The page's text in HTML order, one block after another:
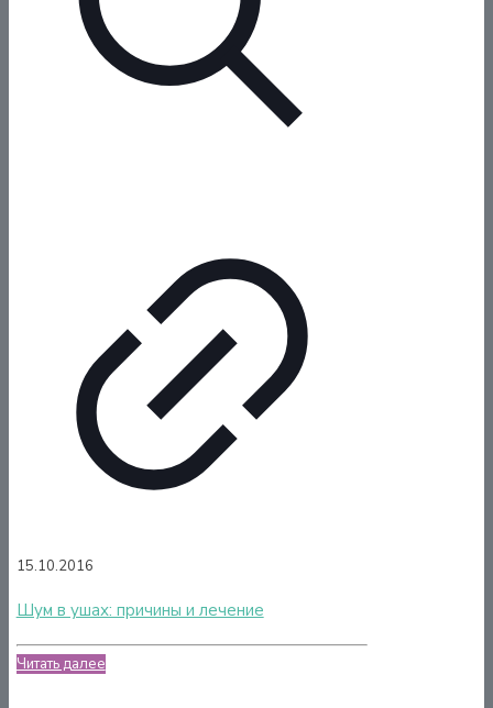
15.10.2016
Шум в ушах: причины и лечение
Читать далее